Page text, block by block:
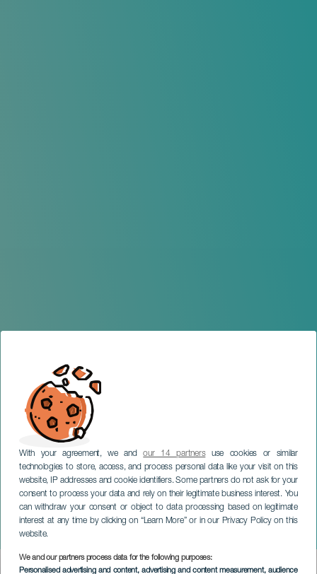
With your agreement, we andour 14 partnersuse cookies or similar
technologies to store, access, and process personal data like your visit on this
website, IP addresses and cookie identifiers. Some partners do not ask for your
consent to process your data and rely on their legitimate business interest. You
can withdraw your consent or object to data processing based on legitimate
interest at any time by clicking on “Learn More” or in our Privacy Policy on this
website.
We and our partners process data for the following purposes:
Personalised advertising and content, advertising and content measurement, audience
Los Belingueos de
Sónidos Líquidos:
Tiburona
LANZAROTE
Imagen